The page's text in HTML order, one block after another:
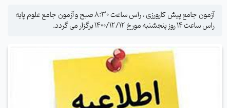
آزمون جامع پیش کارورزی ، راس ساعت 8:30 صبح و آزمون جامع علوم پایه
راس ساعت 14 روز پنجشنبه مورخ 1400/12/12 برگزار می گردد.